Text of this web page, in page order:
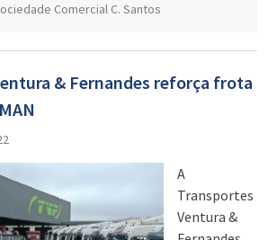
Comercial C. Santos
& Fernandes reforça frota
A
Transportes
Ventura &